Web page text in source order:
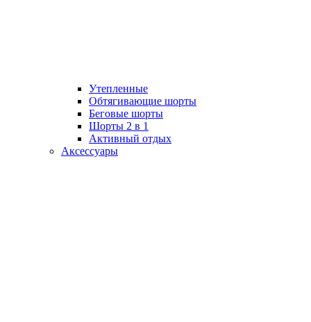
Утепленные
Обтягивающие шорты
Беговые шорты
Шорты 2 в 1
Активный отдых
Аксессуары